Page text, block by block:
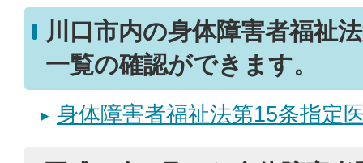
川口市内の身体障害者福祉
一覧の確認ができます。
身体障害者福祉法第15条指定